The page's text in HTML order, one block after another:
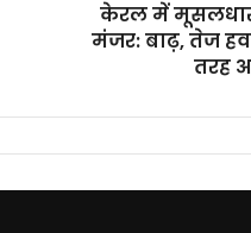
तरह
केरल में मूसलधार
मंजर: बाढ़, तेज
तरह